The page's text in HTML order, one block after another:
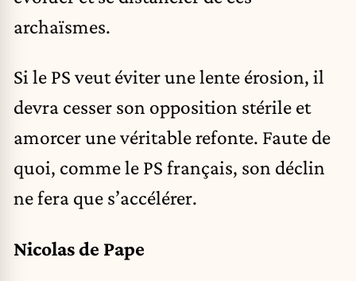
archaïsmes.
Si le PS veut éviter une lente érosion, il
devra cesser son opposition stérile et
amorcer une véritable refonte. Faute de
quoi, comme le PS français, son déclin
ne fera que s’accélérer.
Nicolas de Pape